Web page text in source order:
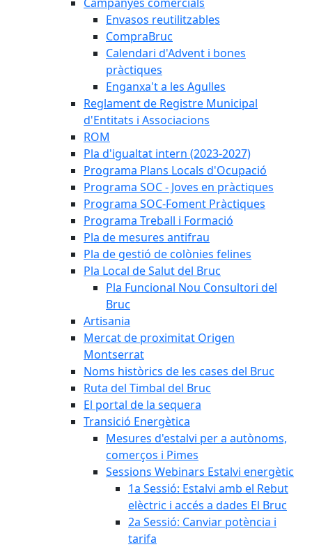
Envasos reutilitzables
CompraBruc
Calendari d'Advent i bones
pràctiques
Enganxa't a les Agulles
Reglament de Registre Municipal
d'Entitats i Associacions
ROM
Pla d'igualtat intern (2023-2027)
Programa Plans Locals d'Ocupació
Programa SOC - Joves en pràctiques
Programa SOC-Foment Pràctiques
Programa Treball i Formació
Pla de mesures antifrau
Pla de gestió de colònies felines
Pla Local de Salut del Bruc
Pla Funcional Nou Consultori del
Bruc
Artisania
Mercat de proximitat Origen
Montserrat
Noms històrics de les cases del Bruc
Ruta del Timbal del Bruc
El portal de la sequera
Transició Energètica
Mesures d'estalvi per a autònoms,
comerços i Pimes
Sessions Webinars Estalvi energètic
1a Sessió: Estalvi amb el Rebut
elèctric i accés a dades El Bruc
2a Sessió: Canviar potència i
tarifa